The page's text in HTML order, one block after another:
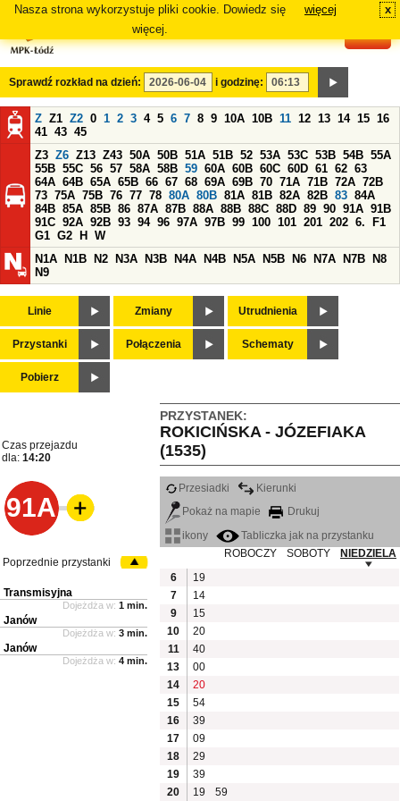
Nasza strona wykorzystuje pliki cookie. Dowiedz się
więcej.
więcej x
Sprawdź rozkład na dzień: i godzinę:
Z Z1 Z2 0 1 2 3 4 5 6 7 8 9 10A 10B 11 12 13 14 15 16
41 43 45
Z3 Z6 Z13 Z43 50A 50B 51A 51B 52 53A 53C 53B 54B 55A
55B 55C 56 57 58A 58B 59 60A 60B 60C 60D 61 62 63
64A 64B 65A 65B 66 67 68 69A 69B 70 71A 71B 72A 72B
73 75A 75B 76 77 78 80A 80B 81A 81B 82A 82B 83 84A
84B 85A 85B 86 87A 87B 88A 88B 88C 88D 89 90 91A 91B
91C 92A 92B 93 94 96 97A 97B 99 100 101 201 202 6.
F1
G1 G2 H
W
N1A
N1B N2 N3A N3B N4A N4B N5A N5B N6 N7A N7B
N8
N9
Linie Zmiany Utrudnienia
Przystanki Połączenia Schematy
Pobierz
PRZYSTANEK:
ROKICIŃSKA - JÓZEFIAKA
(1535)
Czas przejazdu
dla: 14:20
91A
Przesiadki
Kierunki
Pokaż na mapie
Drukuj
ikony
Tabliczka jak na przystanku
ROBOCZY
SOBOTY
NIEDZIELA
6
19
7
14
9
15
10
20
11
40
13
00
14
20
15
54
16
39
17
09
18
29
19
39
20
19 59
Poprzednie przystanki
Transmisyjna
Dojeżdża w: 1 min.
Janów
Dojeżdża w: 3 min.
Janów
Dojeżdża w: 4 min.